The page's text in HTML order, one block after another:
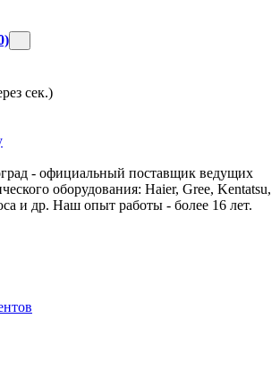
сек.)
- официальный поставщик ведущих
оборудования: Haier, Gree, Kentatsu,
и др. Наш опыт работы - более 16 лет.